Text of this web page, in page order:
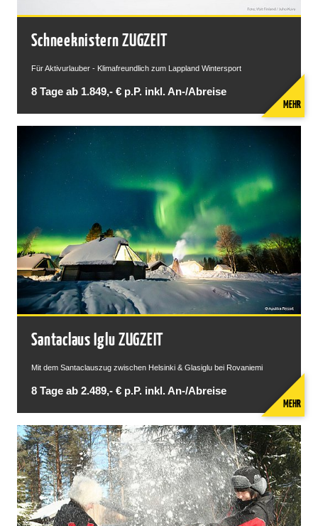
Schneeknistern ZUGZEIT
Für Aktivurlauber - Klimafreundlich zum Lappland Wintersport
8 Tage ab 1.849,- € p.P. inkl. An-/Abreise
MEHR
Santaclaus Iglu ZUGZEIT
Mit dem Santaclauszug zwischen Helsinki & Glasiglu bei Rovaniemi
8 Tage ab 2.489,- € p.P. inkl. An-/Abreise
MEHR